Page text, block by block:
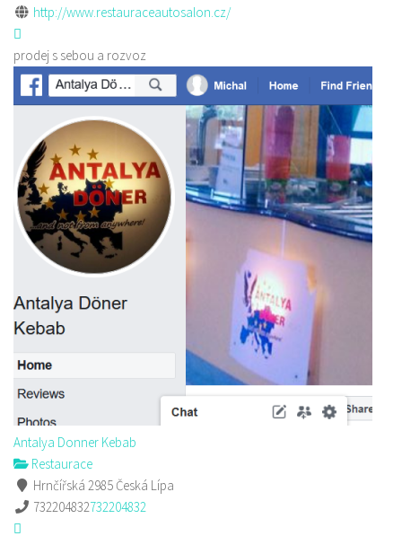
http://www.restauraceautosalon.cz/
prodej s sebou a rozvoz
Antalya Donner Kebab
Restaurace
Hrnčířská 2985 Česká Lípa
732204832732204832